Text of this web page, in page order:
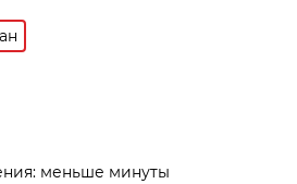
меньше минуты